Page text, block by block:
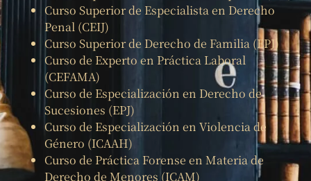
Curso Superior de Especialista en Derecho
Penal (CEIJ)
Curso Superior de Derecho de Familia (EPJ)
Curso de Experto en Práctica Laboral
(CEFAMA)
Curso de Especialización en Derecho de
Sucesiones (EPJ)
Curso de Especialización en Violencia de
Género (ICAAH)
Curso de Práctica Forense en Materia de
Derecho de Menores (ICAM)